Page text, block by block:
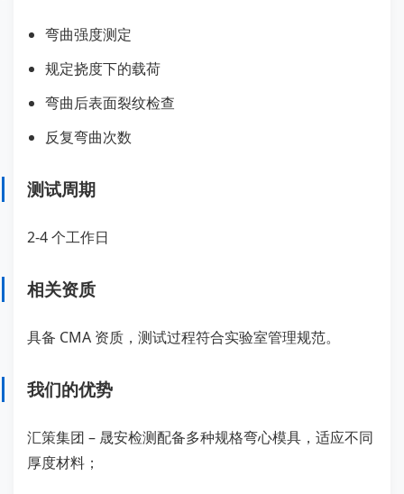
弯曲强度测定
规定挠度下的载荷
弯曲后表面裂纹检查
反复弯曲次数
测试周期
2-4 个工作日
相关资质
具备 CMA 资质，测试过程符合实验室管理规范。
我们的优势
汇策集团 – 晟安检测配备多种规格弯心模具，适应不同
厚度材料；